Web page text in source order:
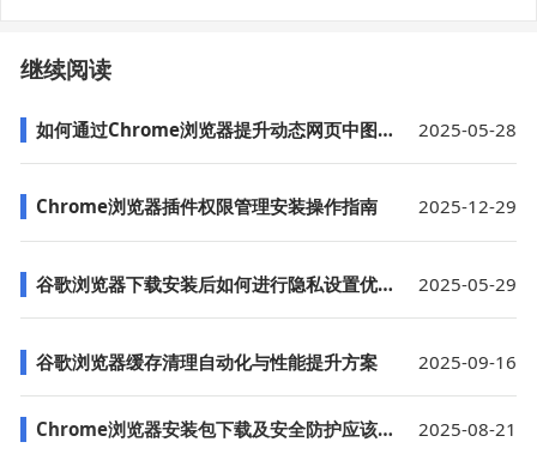
继续阅读
如何通过Chrome浏览器提升动态网页中图像的加载效果 2025-05-28
Chrome浏览器插件权限管理安装操作指南 2025-12-29
谷歌浏览器下载安装后如何进行隐私设置优化 2025-05-29
谷歌浏览器缓存清理自动化与性能提升方案 2025-09-16
Chrome浏览器安装包下载及安全防护应该注意什么 2025-08-21